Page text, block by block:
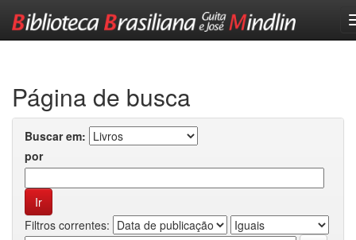
Página de busca
Buscar em:
por
Filtros correntes: